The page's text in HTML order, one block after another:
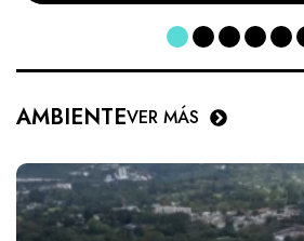
AMBIENTEVER MÁS